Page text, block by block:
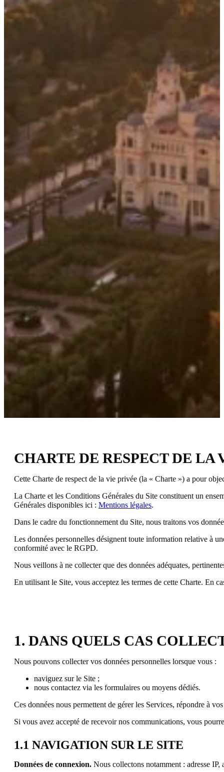
CHARTE DE RESPECT DE LA
Cette Charte de respect de la vie privée (la « Charte ») a pour
La Charte et les Conditions Générales du Site constituent un
Générales disponibles ici : Mentions légales.
Dans le cadre du fonctionnement du Site, nous traitons vos
Les données personnelles désignent toute information relative à
conformité avec le RGPD.
Nous veillons à ne collecter que des données adéquates,
En utilisant le Site, vous acceptez les termes de cette Charte. En
1. DANS QUELS CAS
Nous pouvons collecter vos données personnelles lorsque vous :
naviguez sur le Site ;
nous contactez via les formulaires ou moyens dédiés.
Ces données nous permettent de gérer les Services, répondre à
Si vous avez accepté de recevoir nos communications, vous
1.1 NAVIGATION SUR LE SITE
Données de connexion. Nous collectons notamment : adresse